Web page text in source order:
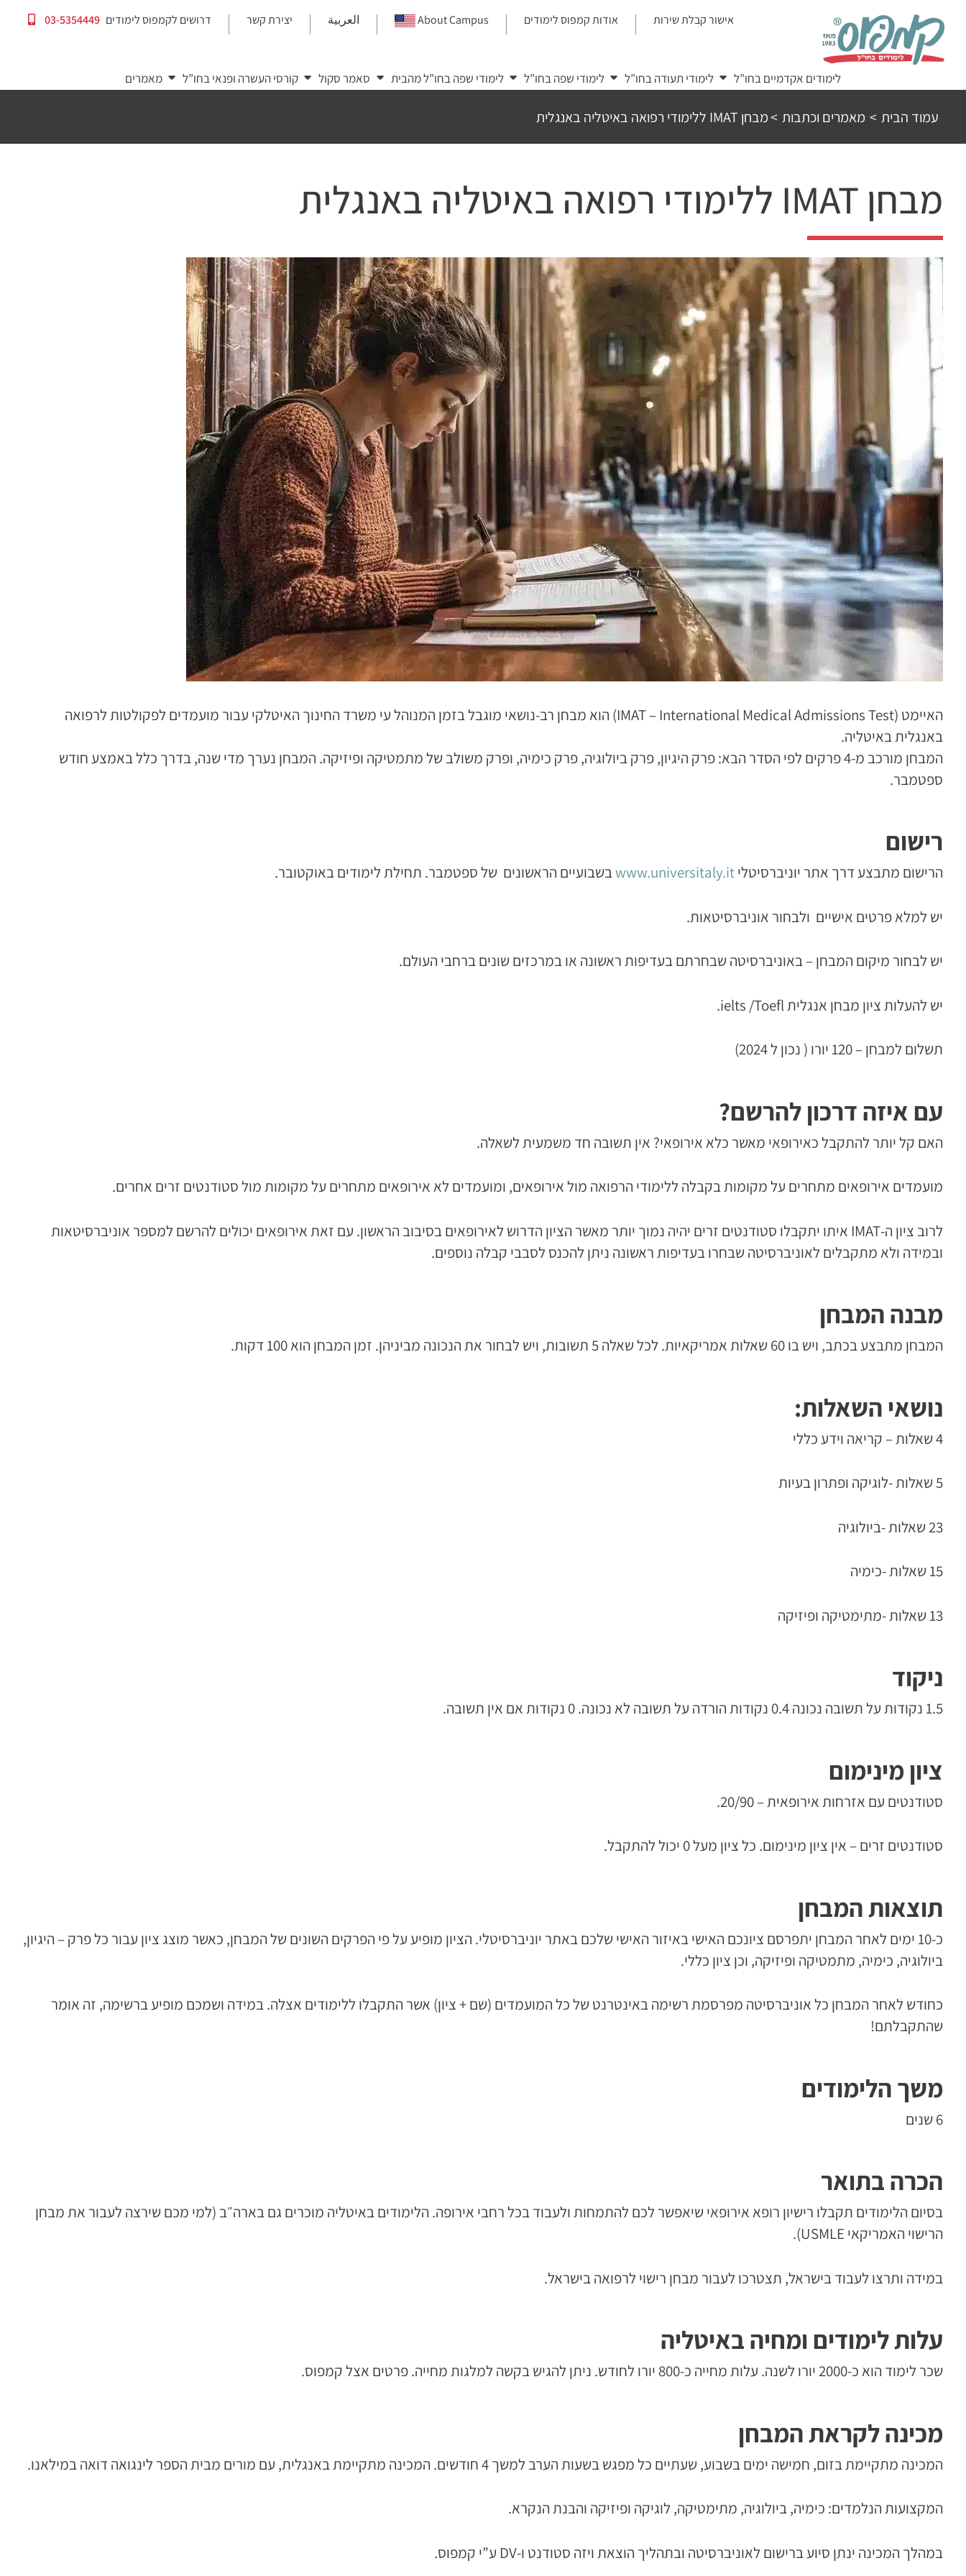
content
03-5354449 דרושים לקמפוס לימודים יצירת קשר العربية About Campus אודות קמפוס לימודים אישור קבלת שירות
לימודים אקדמיים בחו”ל לימודי תעודה בחו”ל לימודי שפה בחו”ל לימודי שפה בחו”ל מהבית סאמר סקול קורסי העשרה ופנאי בחו”ל מאמרים
עמוד הבית > מאמרים וכתבות >מבחן IMAT ללימודי רפואה באיטליה באנגלית
מבחן IMAT ללימודי רפואה באיטליה באנגלית
האיימט (IMAT – International Medical Admissions Test) הוא מבחן רב-נושאי מוגבל בזמן המנוהל עי משרד החינוך האיטלקי עבור מועמדים לפקולטות לרפואה
באנגלית באיטליה.
המבחן מורכב מ-4 פרקים לפי הסדר הבא: פרק היגיון, פרק ביולוגיה, פרק כימיה, ופרק משולב של מתמטיקה ופיזיקה. המבחן נערך מדי שנה, בדרך כלל באמצע חודש
ספטמבר.
רישום
הרישום מתבצע דרך אתר יוניברסיטליwww.universitaly.itבשבועיים הראשונים של ספטמבר. תחילת לימודים באוקטובר.
יש למלא פרטים אישיים ולבחור אוניברסיטאות.
יש לבחור מיקום המבחן – באוניברסיטה שבחרתם בעדיפות ראשונה או במרכזים שונים ברחבי העולם.
יש להעלות ציון מבחן אנגלית ielts /Toefl.
תשלום למבחן – 120 יורו ( נכון ל 2024)
עם איזה דרכון להרשם?
האם קל יותר להתקבל כאירופאי מאשר כלא אירופאי? אין תשובה חד משמעית לשאלה.
מועמדים אירופאים מתחרים על מקומות בקבלה ללימודי הרפואה מול אירופאים, ומועמדים לא אירופאים מתחרים על מקומות מול סטודנטים זרים אחרים.
לרוב ציון ה-IMAT איתו יתקבלו סטודנטים זרים יהיה נמוך יותר מאשר הציון הדרוש לאירופאים בסיבוב הראשון. עם זאת אירופאים יכולים להרשם למספר אוניברסיטאות
ובמידה ולא מתקבלים לאוניברסיטה שבחרו בעדיפות ראשונה ניתן להכנס לסבבי קבלה נוספים.
מבנה המבחן
המבחן מתבצע בכתב, ויש בו 60 שאלות אמריקאיות. לכל שאלה 5 תשובות, ויש לבחור את הנכונה מביניהן. זמן המבחן הוא 100 דקות.
נושאי השאלות:
4 שאלות – קריאה וידע כללי
5 שאלות -לוגיקה ופתרון בעיות
23 שאלות -ביולוגיה
15 שאלות -כימיה
13 שאלות -מתימטיקה ופיזיקה
ניקוד
1.5 נקודות על תשובה נכונה 0.4 נקודות הורדה על תשובה לא נכונה. 0 נקודות אם אין תשובה.
ציון מינימום
סטודנטים עם אזרחות אירופאית – 20/90.
סטודנטים זרים – אין ציון מינימום. כל ציון מעל 0 יכול להתקבל.
תוצאות המבחן
כ-10 ימים לאחר המבחן יתפרסם ציונכם האישי באיזור האישי שלכם באתר יוניברסיטלי. הציון מופיע על פי הפרקים השונים של המבחן, כאשר מוצג ציון עבור כל פרק – היגיון,
ביולוגיה, כימיה, מתמטיקה ופיזיקה, וכן ציון כללי.
כחודש לאחר המבחן כל אוניברסיטה מפרסמת רשימה באינטרנט של כל המועמדים (שם + ציון) אשר התקבלו ללימודים אצלה. במידה ושמכם מופיע ברשימה, זה אומר
שהתקבלתם!
משך הלימודים
6 שנים
הכרה בתואר
בסיום הלימודים תקבלו רישיון רופא אירופאי שיאפשר לכם להתמחות ולעבוד בכל רחבי אירופה. הלימודים באיטליה מוכרים גם בארה״ב (למי מכם שירצה לעבור את מבחן
הרישוי האמריקאי USMLE).
במידה ותרצו לעבוד בישראל, תצטרכו לעבור מבחן רישוי לרפואה בישראל.
עלות לימודים ומחיה באיטליה
שכר לימוד הוא כ-2000 יורו לשנה. עלות מחייה כ-800 יורו לחודש. ניתן להגיש בקשה למלגות מחייה. פרטים אצל קמפוס.
מכינה לקראת המבחן
המכינה מתקיימת בזום, חמישה ימים בשבוע, שעתיים כל מפגש בשעות הערב למשך 4 חודשים. המכינה מתקיימת באנגלית, עם מורים מבית הספר לינגואה דואה במילאנו.
המקצועות הנלמדים: כימיה, ביולוגיה, מתימטיקה, לוגיקה ופיזיקה והבנת הנקרא.
במהלך המכינה ינתן סיוע ברישום לאוניברסיטה ובתהליך הוצאת ויזה סטודנט ו-DV ע”י קמפוס.